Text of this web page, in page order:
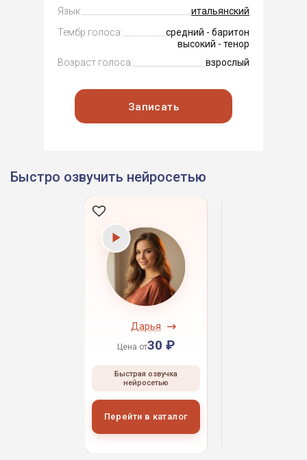
Язык:
итальянский
Тембр голоса:
средний - баритон
высокий - тенор
Возраст голоса:
взрослый
Записать
Быстро озвучить нейросетью
Дарья
Цена от30 ₽
Быстрая озвучка
нейросетью
Перейти в каталог